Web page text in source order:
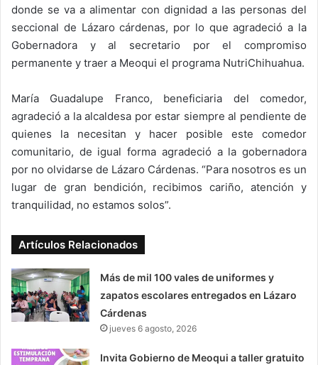
donde se va a alimentar con dignidad a las personas del
seccional de Lázaro cárdenas, por lo que agradeció a la
Gobernadora y al secretario por el compromiso
permanente y traer a Meoqui el programa NutriChihuahua.
María Guadalupe Franco, beneficiaria del comedor,
agradeció a la alcaldesa por estar siempre al pendiente de
quienes la necesitan y hacer posible este comedor
comunitario, de igual forma agradeció a la gobernadora
por no olvidarse de Lázaro Cárdenas. “Para nosotros es un
lugar de gran bendición, recibimos cariño, atención y
tranquilidad, no estamos solos”.
Artículos Relacionados
Más de mil 100 vales de uniformes y
zapatos escolares entregados en Lázaro
Cárdenas
jueves 6 agosto, 2026
Invita Gobierno de Meoqui a taller gratuito